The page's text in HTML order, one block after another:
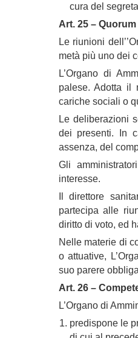
cura del
Art. 25 –
Le riunioni
metà più uno dei
L’Organo di
palese. Adotta il
cariche sociali o
Le deliberazioni
dei presenti. In
assenza, del
Gli
interesse.
Il direttore
partecipa alle
diritto di voto, ed
Nelle materie di
o attuative,
suo parere
Art. 26 –
L’Organo di
predispone le